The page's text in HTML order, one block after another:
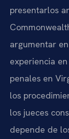
presentarlos
argumentar
experiencia
penales en
los
los jueces
depende de